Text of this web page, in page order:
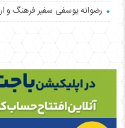
رضوانه یوسفی سفیر فرهنگ و